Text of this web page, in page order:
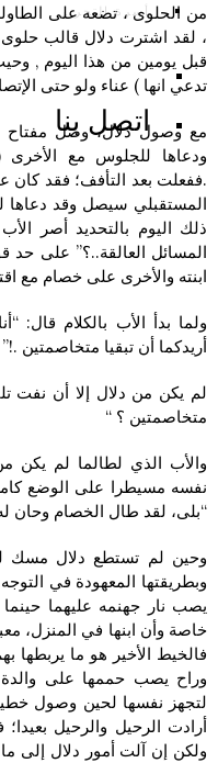
أسرة التحرير
اتصل بنا
من الحلوى ، تضعه على
، لقد اشترت دلال قالب حلوى
قبل يومين من هذا اليوم ,
تدعي انها ) عناء ولو حتى
مع وصول دلال، وصل مفتاح
ودعاها للجلوس مع الأخرى
.ففعلت بعد التأفف؛ فقد كان
المستقبلي سيصل وقد دعاها
ذلك اليوم بالتحديد أصر
المسائل العالقة..؟” على حد
ابنته والأخرى على خصام مع
ولما بدأ الأب بالكلام قال:
أريدكما أن تبقيا متخاصمتين .!”
لم يكن من دلال إلا أن نفت
متخاصمتين ؟ “
والأب الذي لطالما لم يكن
نفسه مسيطرا على الوضع
“بلى، لقد طال الخصام وحان
وحين لم تستطع دلال مسك
وبطريقتها المعهودة في
يصب نار جهنمه عليهما
خاصة وأن ابنها في المنزل،
فالخيط الأخير هو ما يربطها
وراح يصب حممها على
لتجهز نفسها لحين وصول
أرادت الرحيل والرحيل
ولكن إن آلت أمور دلال إلى